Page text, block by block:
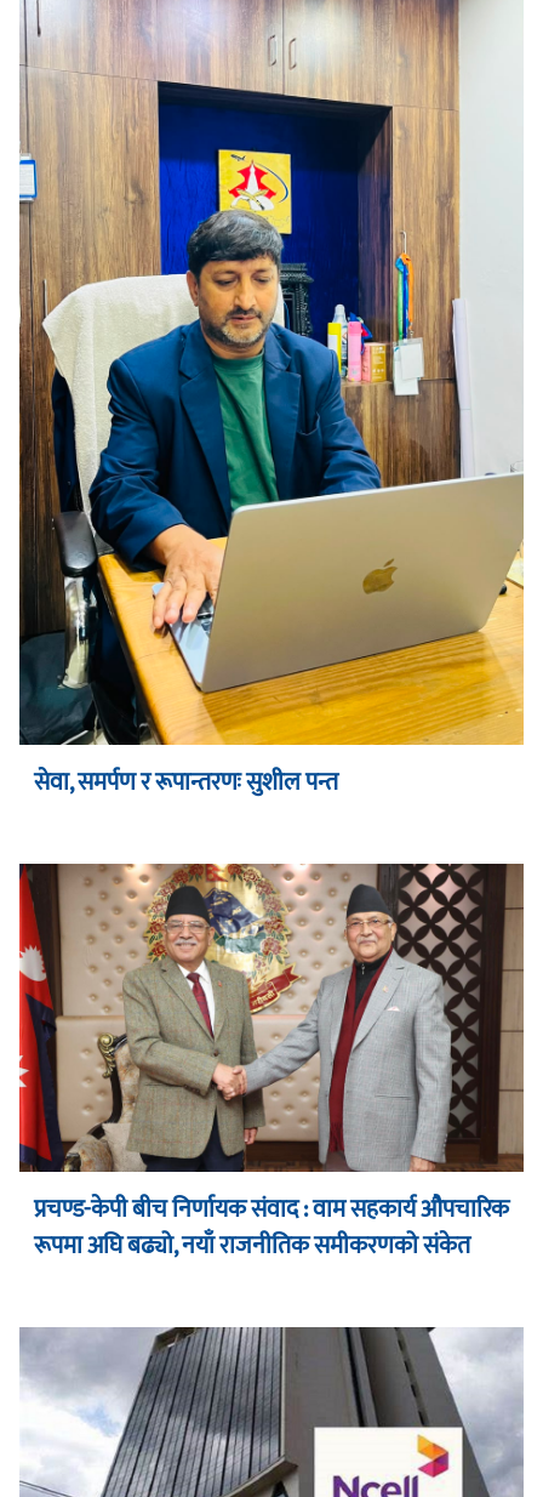
सेवा, समर्पण र रूपान्तरणः सुशील पन्त
प्रचण्ड-केपी बीच निर्णायक संवाद : वाम सहकार्य औपचारिक
रूपमा अघि बढ्यो, नयाँ राजनीतिक समीकरणको संकेत